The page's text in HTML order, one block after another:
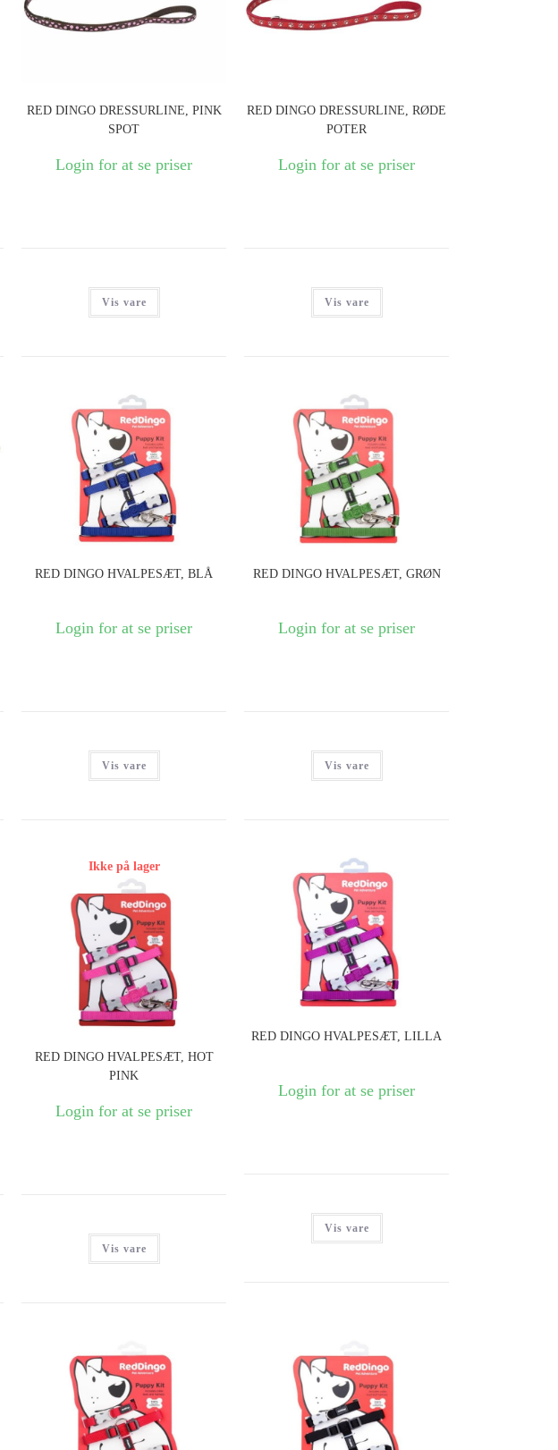
RED DINGO DRESSURLINE, PINK
SPOT
Login for at se priser
Vis vare
RED DINGO DRESSURLINE, RØDE
POTER
Login for at se priser
Vis vare
RED DINGO HVALPESÆT, BLÅ
Login for at se priser
Vis vare
RED DINGO HVALPESÆT, GRØN
Login for at se priser
Vis vare
Ikke på lager
RED DINGO HVALPESÆT, HOT
PINK
Login for at se priser
Vis vare
RED DINGO HVALPESÆT, LILLA
Login for at se priser
Vis vare